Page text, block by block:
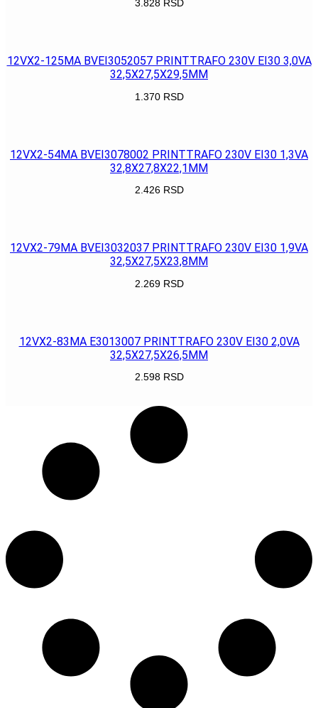
3.828 RSD
12VX2-125MA BVEI3052057 PRINTTRAFO 230V EI30 3,0VA
32,5X27,5X29,5MM
1.370 RSD
12VX2-54MA BVEI3078002 PRINTTRAFO 230V EI30 1,3VA
32,8X27,8X22,1MM
2.426 RSD
12VX2-79MA BVEI3032037 PRINTTRAFO 230V EI30 1,9VA
32,5X27,5X23,8MM
2.269 RSD
12VX2-83MA E3013007 PRINTTRAFO 230V EI30 2,0VA
32,5X27,5X26,5MM
2.598 RSD